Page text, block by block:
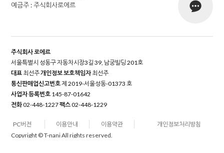
예금주 : 주식회사로에르
주식회사 로에르
서울특별시 성동구 자동차시장3길 39, 남궁빌딩 201호
대표 최선주개인정보 보호책임자최선주
통신판매업신고번호제 2019-서울성동-01373 호
사업자 등록번호 145-87-01642
전화02-448-1227팩스02-448-1229
PC버전 이용안내 이용약관
개인정보처리방침
Copyright © T-nani All rights reserved.